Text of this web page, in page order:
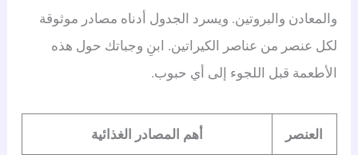
والمعادن والبروتين. ويسرد الجدول أدناه مصادر موثوقة
لكل عنصر من عناصر الكيراتين. ابنِ وجباتك حول هذه
الأطعمة قبل اللجوء إلى أي حبوب.
العنصر أهم المصادر الغذائية